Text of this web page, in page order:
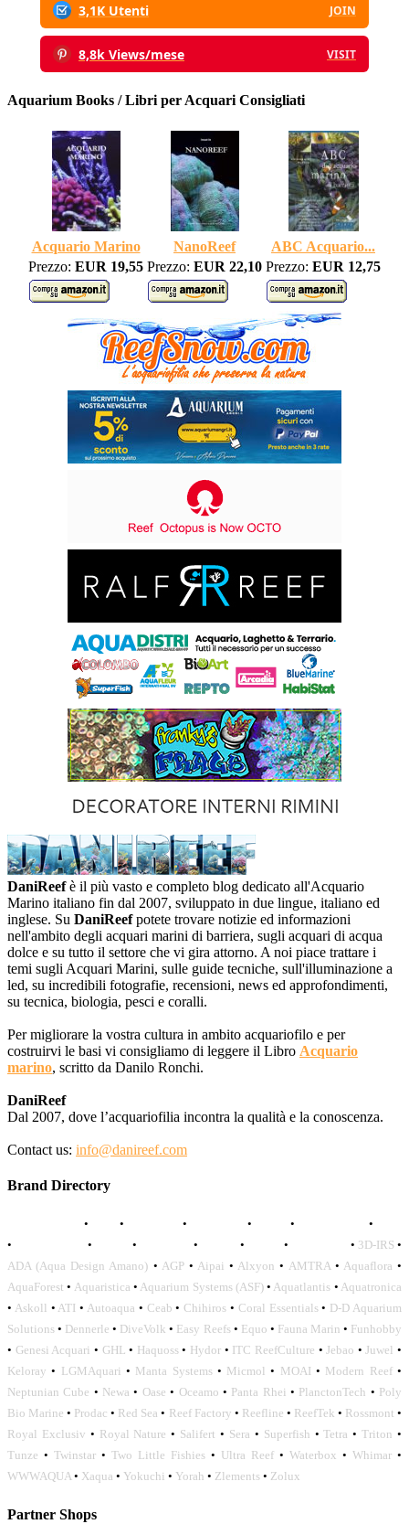
3,1K Utenti JOIN
8,8k Views/mese VISIT
Aquarium Books / Libri per Acquari Consigliati
Acquario Marino NanoReef
ABC Acquario...
Prezzo: EUR 19,55 Prezzo: EUR 22,10 Prezzo: EUR 12,75
DaniReefè il più vasto e completo blog dedicato all'Acquario
Marino italiano fin dal 2007, sviluppato in due lingue, italiano ed
inglese. Su DaniReefpotete trovare notizie ed informazioni
nell'ambito degli acquari marini di barriera, sugli acquari di acqua
dolce e su tutto il settore che vi gira attorno. A noi piace trattare i
temi sugli Acquari Marini, sulle guide tecniche, sull'illuminazione a
led, su incredibili fotografie, recensioni, news ed approfondimenti,
su tecnica, biologia, pesci e coralli.
Per migliorare la vostra cultura in ambito acquariofilo e per
costruirvi le basi vi consigliamo di leggere il Libro Acquario
marino, scritto da Danilo Ronchi.
DaniReef
Dal 2007, dove l’acquariofilia incontra la qualità e la conoscenza.
Contact us: info@danireef.com
Brand Directory
• • • • • •
•
• • • • • • 3D-IRS •
ADA (Aqua Design Amano) • AGP• Aipai • Alxyon • AMTRA• Aquaflora •
AquaForest • Aquaristica • Aquarium Systems (ASF)• Aquatlantis • Aquatronica
• Askoll • ATI • Autoaqua • Ceab • Chihiros • Coral Essentials• D-D Aquarium
Solutions • Dennerle • DiveVolk • Easy Reefs• Equo • Fauna Marin • Funhobby
• Genesi Acquari • GHL • Haquoss• Hydor • ITC ReefCulture •Jebao •Juwel •
Keloray • LGMAquari • Manta Systems• Micmol • MOAI • Modern Reef•
Neptunian Cube • Newa • Oase • Oceamo • Panta Rhei • PlanctonTech • Poly
Bio Marine • Prodac • Red Sea • Reef Factory • Reefline • ReefTek • Rossmont •
Royal Exclusiv • Royal Nature • Salifert • Sera • Superfish •Tetra •Triton •
Tunze • Twinstar • Two Little Fishies • Ultra Reef • Waterbox • Whimar •
WWWAQUA• Xaqua • Yokuchi • Yorah • Zlements • Zolux
Partner Shops